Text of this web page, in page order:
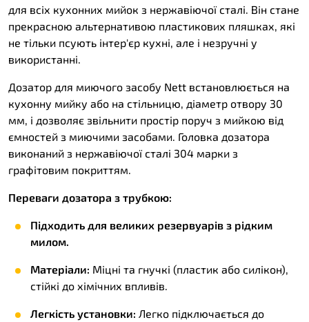
для всіх кухонних мийок з нержавіючої сталі. Він стане
прекрасною альтернативою пластикових пляшках, які
не тільки псують інтер'єр кухні, але і незручні у
використанні.
Дозатор для миючого засобу Nett встановлюється на
кухонну мийку або на стільницю, діаметр отвору 30
мм, і дозволяє звільнити простір поруч з мийкою від
ємностей з миючими засобами. Головка дозатора
виконаний з нержавіючої сталі 304 марки з
графітовим покриттям.
Переваги дозатора з трубкою:
Підходить для великих резервуарів з рідким
милом.
Матеріали: Міцні та гнучкі (пластик або силікон),
стійкі до хімічних впливів.
Легкість установки: Легко підключається до